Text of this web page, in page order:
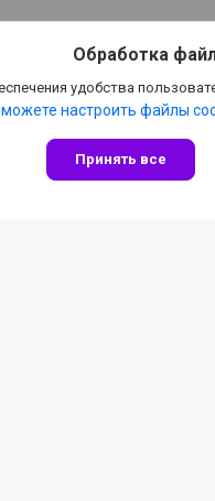
Обработка
удобства
настроить файлы
Принять все